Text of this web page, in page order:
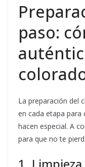
paso:
La preparación del
en cada etapa para
hacen especial. A
para que no te